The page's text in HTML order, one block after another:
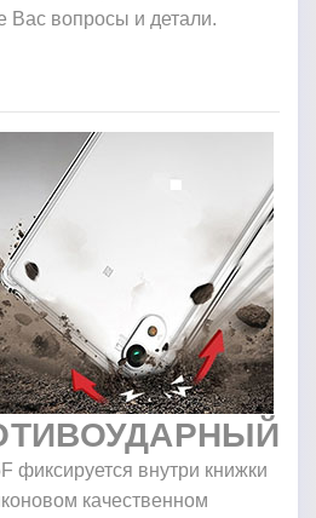
Вас вопросы и детали.
фиксируется внутри книжки
качественном